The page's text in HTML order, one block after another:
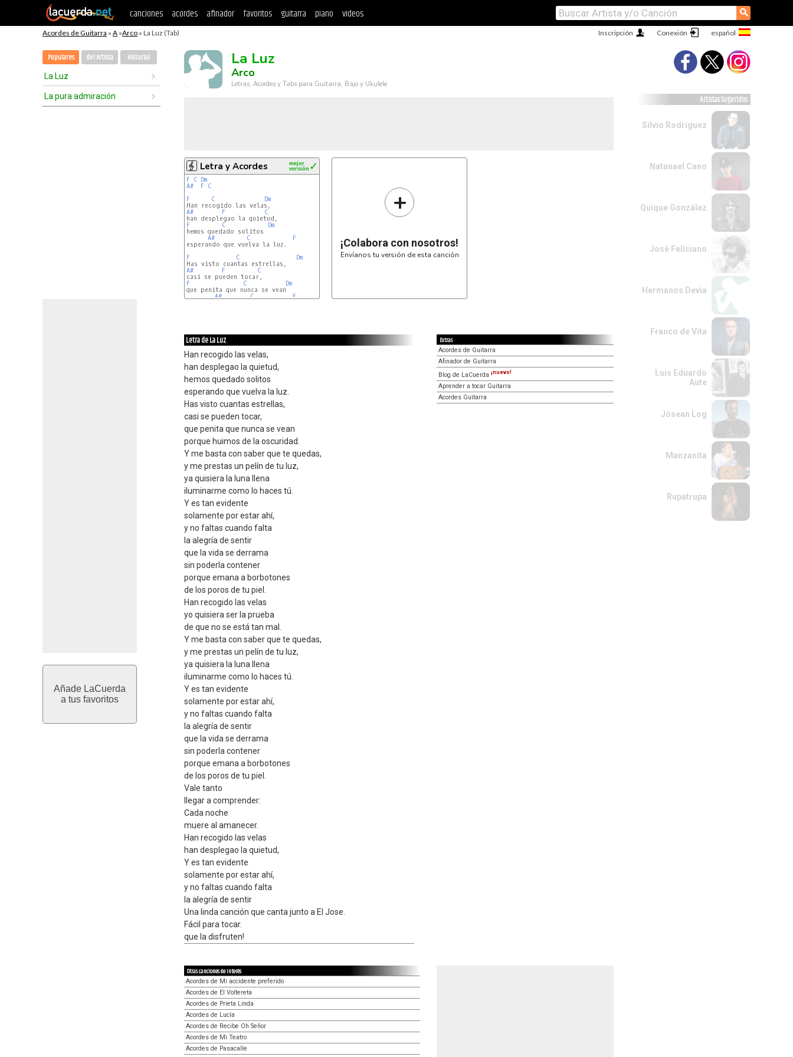
canciones acordes afinador favoritos guitarra piano videos ⚲
Acordes de Guitarra » A »Arco » La Luz (Tab) Conexión
Inscripción
Populares del Artista Historial
La Luz
La pura admiración
Añade LaCuerda
a tus favoritos
La Luz
Arco
Letras, Acordes y Tabs para Guitarra, Bajo y Ukulele
Letra y Acordes ✓
mejor
versión
F C Dm
A#
F
C
F
C
Dm
A#
F
C
F
C
Dm
hemos quedado solitos
A#
C
F
esperando que vuelva la luz.
F
C
Dm
A#
F
C
F
C
Dm
que penita que nunca se vean
A#
C
F
+
¡Colabora con nosotros!
Envíanos tu versión de esta canción
Letra de La Luz
Han recogido las velas,
han desplegao la quietud,
hemos quedado solitos
esperando que vuelva la luz.
Has visto cuantas estrellas,
casi se pueden tocar,
que penita que nunca se vean
porque huimos de la oscuridad.
Y me basta con saber que te quedas,
y me prestas un pelín de tu luz,
ya quisiera la luna llena
iluminarme como lo haces tú.
Y es tan evidente
solamente por estar ahí,
y no faltas cuando falta
la alegría de sentir
que la vida se derrama
sin poderla contener
porque emana a borbotones
de los poros de tu piel.
Han recogido las velas
yo quisiera ser la prueba
de que no se está tan mal.
Y me basta con saber que te quedas,
y me prestas un pelín de tu luz,
ya quisiera la luna llena
iluminarme como lo haces tú.
Y es tan evidente
solamente por estar ahí,
y no faltas cuando falta
la alegría de sentir
que la vida se derrama
sin poderla contener
porque emana a borbotones
de los poros de tu piel.
Vale tanto
llegar a comprender:
Cada noche
muere al amanecer.
Han recogido las velas
han desplegao la quietud,
Y es tan evidente
solamente por estar ahí,
y no faltas cuando falta
la alegría de sentir
Una linda canción que canta junto a El Jose.
Fácil para tocar.
que la disfruten!
Extras
Acordes de Guitarra
Afinador de Guitarra
Blog de LaCuerda ¡nuevo!
Aprender a tocar Guitarra
Acordes Guitarra
Otras canciones de interés
Acordes de Mi accidente preferido
Acordes de El Voltereta
Acordes de Prieta Linda
Acordes de Lucía
Acordes de Recibe Oh Señor
Acordes de Mi Teatro
Acordes de Pasacalle
Artistas Sugeridos
Silvio Rodriguez
Natanael Cano
Quique González
José Feliciano
Hermanos Devia
Franco de Vita
Luis Eduardo
Aute
Jósean Log
Manzanita
Rupatrupa